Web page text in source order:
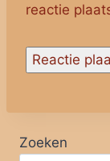
reactie
Zoeken